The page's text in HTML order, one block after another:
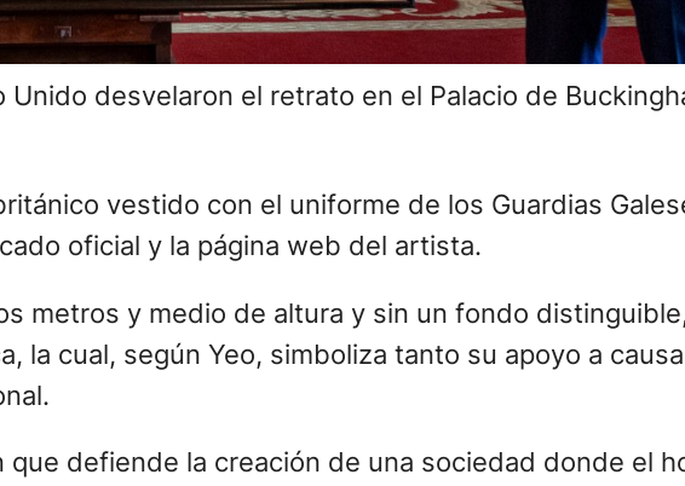
desvelaron el retrato en el Palacio de
vestido con el uniforme de los Guardias
oficial y la página web del artista.
metros y medio de altura y sin un fondo
la cual, según Yeo, simboliza tanto su apoyo a
defiende la creación de una sociedad donde el